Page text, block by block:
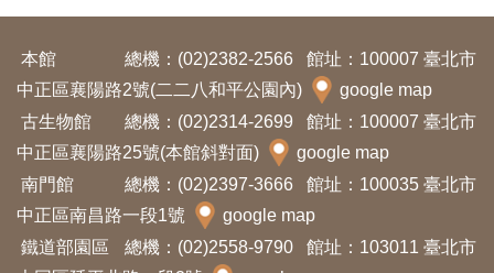
本館 總機：(02)2382-2566
館址：100007 臺北市
中正區襄陽路2號(二二八和平公園內)
google map
古生物館
總機：(02)2314-2699
館址：100007 臺北市
中正區襄陽路25號(本館斜對面)
google map
南門館
總機：(02)2397-3666
館址：100035 臺北市
中正區南昌路一段1號
google map
鐵道部園區
總機：(02)2558-9790
館址：103011 臺北市